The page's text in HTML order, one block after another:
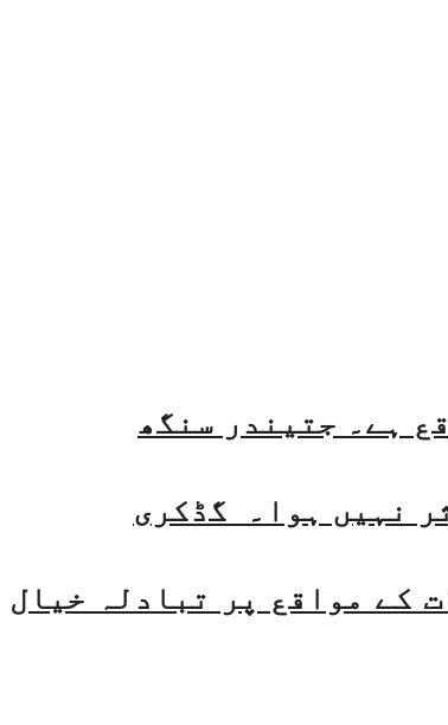
نہیں ہوا۔ گڈکری
کے مواقع پر تبادلہ خیال